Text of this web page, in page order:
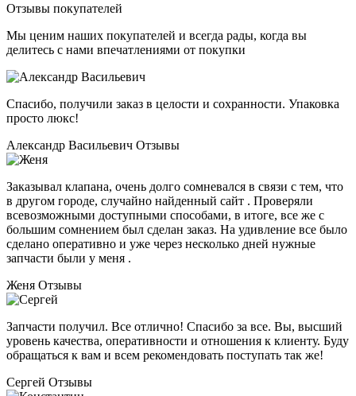
Отзывы покупателей
Мы ценим наших покупателей и всегда рады, когда вы
делитесь с нами впечатлениями от покупки
Спасибо, получили заказ в целости и сохранности. Упаковка
просто люкс!
Александр Васильевич Отзывы
Заказывал клапана, очень долго сомневался в связи с тем, что
в другом городе, случайно найденный сайт . Проверяли
всевозможными доступными способами, в итоге, все же с
большим сомнением был сделан заказ. На удивление все было
сделано оперативно и уже через несколько дней нужные
запчасти были у меня .
Женя Отзывы
Запчасти получил. Все отлично! Спасибо за все. Вы, высший
уровень качества, оперативности и отношения к клиенту. Буду
обращаться к вам и всем рекомендовать поступать так же!
Сергей Отзывы